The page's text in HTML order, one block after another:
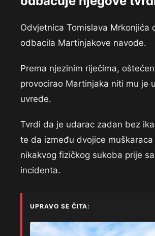
Odvjetnica Tomislava Mrkonjića
odbacila Martinjakove navode.
Prema njezinim riječima,
provocirao Martinjaka niti mu je
uvrede.
Tvrdi da je udarac zadan bez
te da između dvojice
nikakvog fizičkog sukoba prije
incidenta.
UPRAVO SE ČITA: